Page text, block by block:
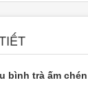
bình trà ấm